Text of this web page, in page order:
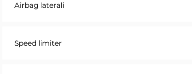
Airbag laterali
Speed limiter